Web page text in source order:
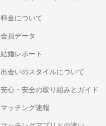
料金について
会員データ
結婚レポート
出会いのスタイルについて
安心・安全の取り組みとガイド
マッチング速報